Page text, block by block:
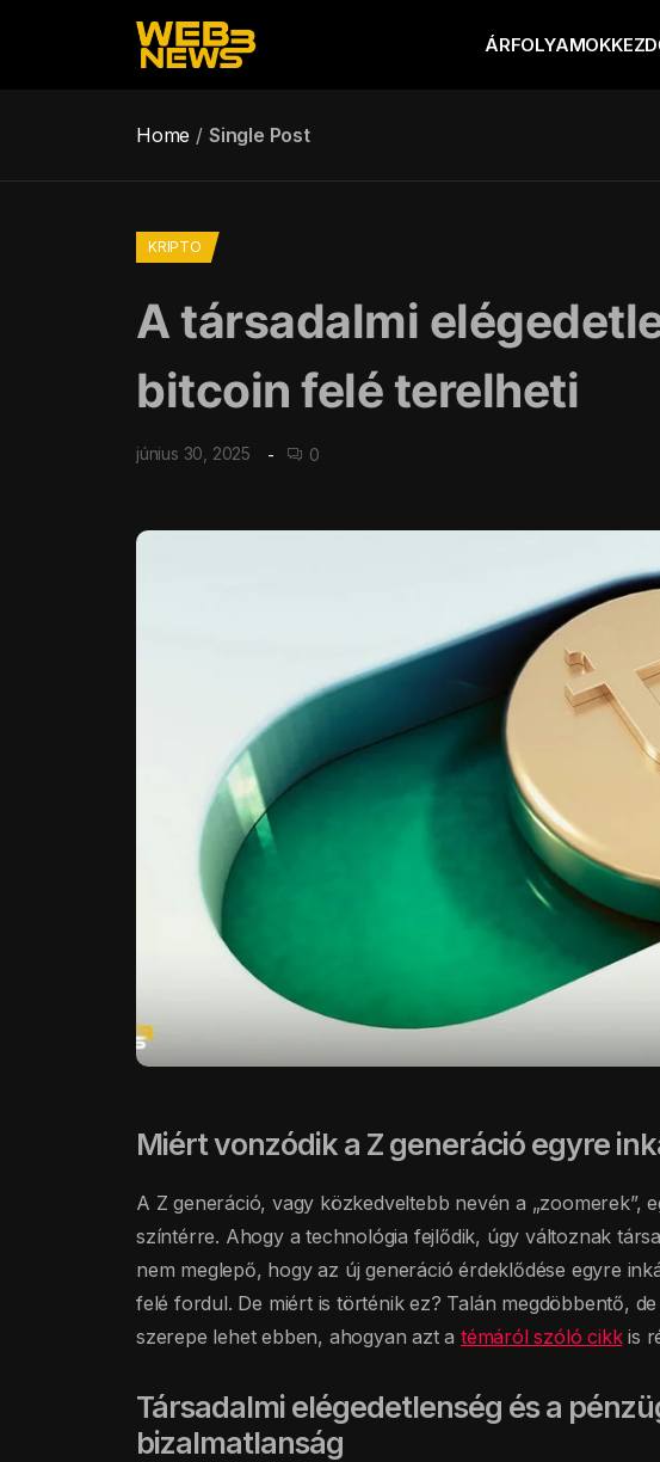
ÁRFOLYAMOK
Home Single Post
KRIPTO
A társadalmi
bitcoin felé terelheti
június 30, 2025 0
Miért vonzódik a Z generáció egyre
A Z generáció, vagy közkedveltebb nevén a „zoomerek”,
színtérre. Ahogy a technológia fejlődik, úgy változnak
nem meglepő, hogy az új generáció érdeklődése egyre
felé fordul. De miért is történik ez? Talán megdöbbentő,
szerepe lehet ebben, ahogyan azt atémáról szóló cikkis
Társadalmi elégedetlenség és a
bizalmatlanság